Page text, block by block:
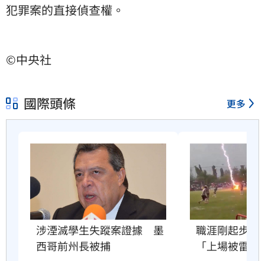
犯罪案的直接偵查權。
©中央社
國際頭條 更多
涉湮滅學生失蹤案證據　墨
西哥前州長被捕
職涯剛起步　
「上場被雷劈